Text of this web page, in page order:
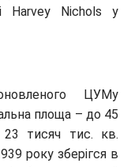
Harvey Nichols у
ЦУМу
площа – до 45
тисяч тис. кв.
року зберігся в